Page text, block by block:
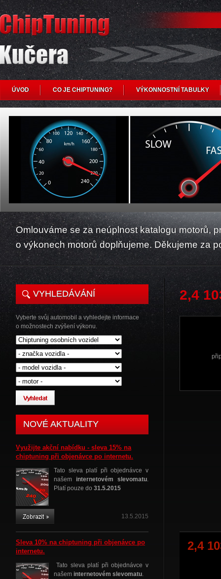
ÚVOD CO JE CHIPTUNING? VÝKONNOSTNÍ TABULKY
Omlouváme se za neúplnost katalogu motorů,
o výkonech motorů doplňujeme. Děkujeme za
VYHLEDÁVÁNÍ
Vyberte svůj automobil a vyhledejte informace
o možnostech zvýšení výkonu.
NOVÉ AKTUALITY
Využijte akční nabídku - sleva 15% na
chiptuning při objenávce po internetu.
Tato sleva platí při objednávce v
našem internetovém slevomatu.
Platí pouze do 31.5.2015
13.5.2015
Sleva 10% na chiptuning při objenávce po
internetu.
Tato sleva platí při objednávce v
našem internetovém slevomatu.
2,4
2,4